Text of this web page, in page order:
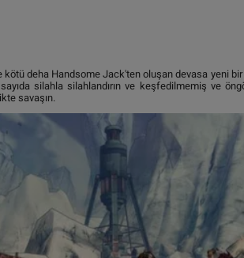
deha Handsome Jack'ten oluşan devasa yeni bir
silahla silahlandırın ve keşfedilmemiş ve
savaşın.